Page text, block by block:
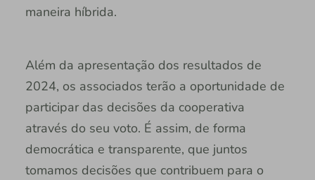
maneira híbrida.
Além da apresentação dos resultados de
2024, os associados terão a oportunidade de
participar das decisões da cooperativa
através do seu voto. É assim, de forma
democrática e transparente, que juntos
tomamos decisões que contribuem para o